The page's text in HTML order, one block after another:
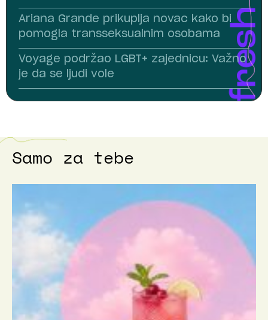
Ariana Grande prikuplja novac kako bi
pomogla transseksualnim osobama
Voyage podržao LGBT+ zajednicu: Važno
je da se ljudi vole
Samo za tebe